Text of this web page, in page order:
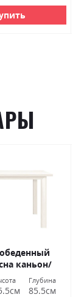
каньон/
БРВ
Глубина
85.5см